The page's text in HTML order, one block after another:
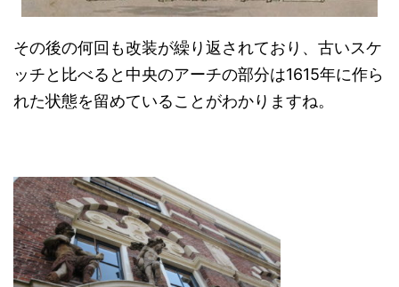
その後の何回も改装が繰り返されており、古いスケ
ッチと比べると中央のアーチの部分は1615年に作ら
れた状態を留めていることがわかりますね。